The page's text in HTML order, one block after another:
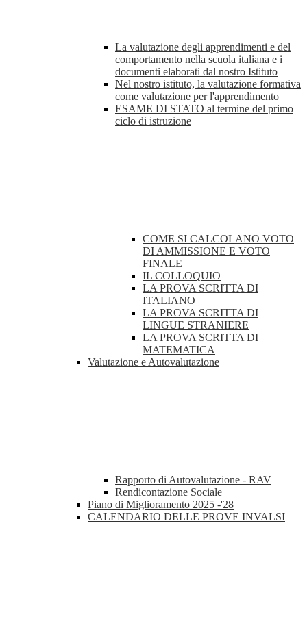
La valutazione degli apprendimenti e del
comportamento nella scuola italiana e i
documenti elaborati dal nostro Istituto
Nel nostro istituto, la valutazione formativa
come valutazione per l'apprendimento
ESAME DI STATO al termine del primo
ciclo di istruzione
COME SI CALCOLANO VOTO
DI AMMISSIONE E VOTO
FINALE
IL COLLOQUIO
LA PROVA SCRITTA DI
ITALIANO
LA PROVA SCRITTA DI
LINGUE STRANIERE
LA PROVA SCRITTA DI
MATEMATICA
Valutazione e Autovalutazione
Rapporto di Autovalutazione - RAV
Rendicontazione Sociale
Piano di Miglioramento 2025 -'28
CALENDARIO DELLE PROVE INVALSI